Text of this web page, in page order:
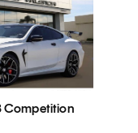
Competition